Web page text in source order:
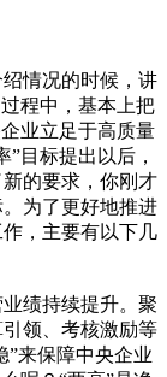
情况的时候，讲
程中，基本上把
业立足于高质量
目标提出以后，
的要求，你刚才
为了更好地推进
，主要有以下几
绩持续提升。聚
领、考核激励等
”来保障中央企业